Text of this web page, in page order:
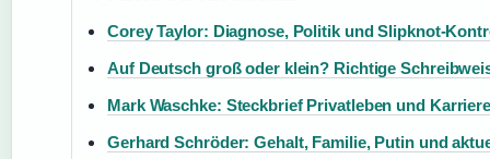
Corey Taylor: Diagnose, Politik und Slipknot-
Auf Deutsch groß oder klein? Richtige
Mark Waschke: Steckbrief Privatleben und
Gerhard Schröder: Gehalt, Familie, Putin und